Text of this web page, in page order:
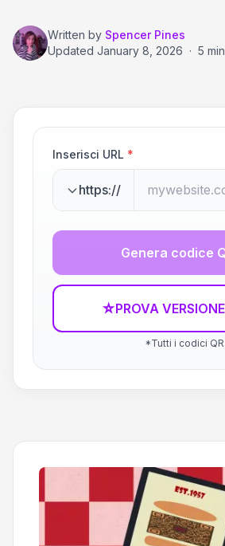
Written by Spencer Pines
Updated January 8, 2026 · 5
Inserisci URL *
https://
Genera codice
☆PROVA
*Tutti i codici